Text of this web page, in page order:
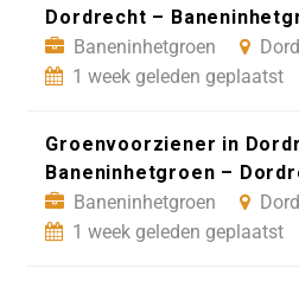
Dordrecht –
Baneninhetgroen
1 week geleden geplaatst
Groenvoorziener in
Baneninhetgroen –
Baneninhetgroen
1 week geleden geplaatst